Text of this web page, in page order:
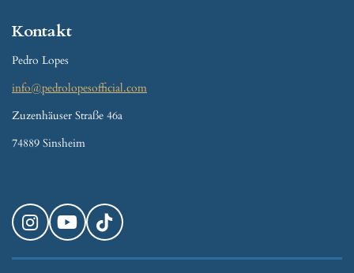
Kontakt
Pedro Lopes
info@pedrolopesofficial.com
Zuzenhäuser Straße 46a
74889 Sinsheim
I
n
s
Y
o
u
T
i
k